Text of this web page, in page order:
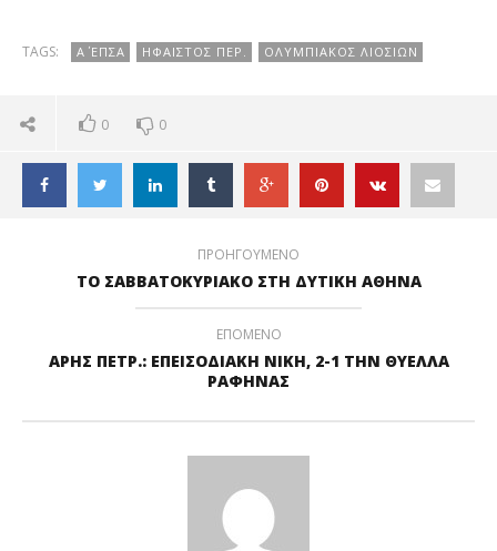
TAGS: Α΄ ΕΠΣΑ ΗΦΑΙΣΤΟΣ ΠΕΡ. ΟΛΥΜΠΙΑΚΟΣ ΛΙΟΣΙΩΝ
0 0
ΠΡΟΗΓΟΥΜΕΝΟ
ΤΟ ΣΑΒΒΑΤΟΚΥΡΙΑΚΟ ΣΤΗ ΔΥΤΙΚΗ ΑΘΗΝΑ
ΕΠΟΜΕΝΟ
ΑΡΗΣ ΠΕΤΡ.: ΕΠΕΙΣΟΔΙΑΚΗ ΝΙΚΗ, 2-1 ΤΗΝ ΘΥΕΛΛΑ
ΡΑΦΗΝΑΣ